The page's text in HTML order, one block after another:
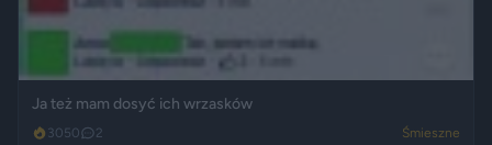
Ja też mam dosyć ich wrzasków
3050 2 Śmieszne